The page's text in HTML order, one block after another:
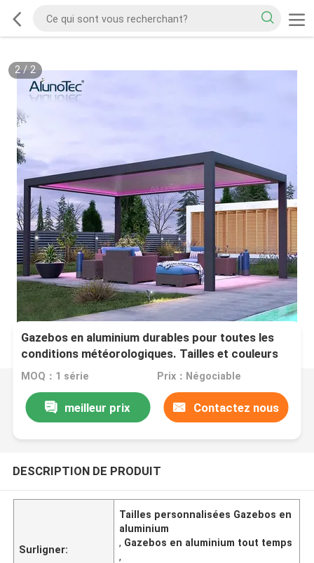
2/ 2
Gazebos en aluminium durables pour toutes les
conditions météorologiques. Tailles et couleurs
personnalisées disponibles
MOQ：1 série Prix：Négociable
meilleur prix Contactez nous
DESCRIPTION DE PRODUIT
Surligner:
Tailles personnalisées Gazebos en
aluminium
, Gazebos en aluminium tout temps
,